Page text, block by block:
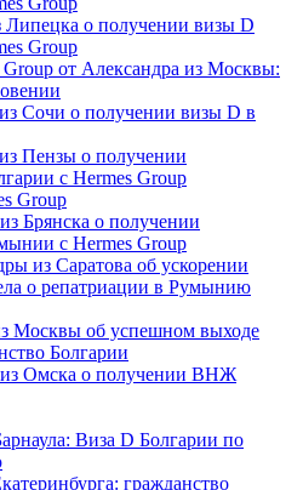
о получении визы D
Group
от Александра из Москвы:
Сочи о получении визы D в
Пензы о получении
с Hermes Group
Group
Брянска о получении
с Hermes Group
из Саратова об ускорении
о репатриации в Румынию
Москвы об успешном выходе
Болгарии
Омска о получении ВНЖ
Виза D Болгарии по
гражданство